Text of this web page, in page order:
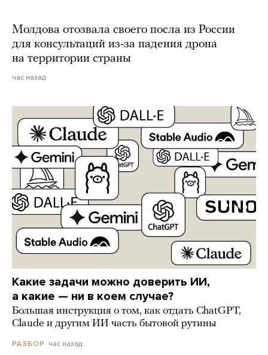
Молдова отозвала своего посла из России
для консультаций из-за падения дрона
на территории страны
час назад
Какие задачи можно доверить ИИ,
а какие — ни в коем случае?
Большая инструкция о том, как отдать ChatGPT,
Claude и другим ИИ часть бытовой рутины
РАЗБОР час назад